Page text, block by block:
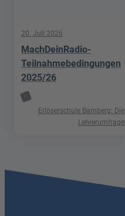
20. Juli 2026
MachDeinRadio-
Teilnahmebedingungen
2025/26
Erlöserschule Bamberg: Die
Lehrerumfrage